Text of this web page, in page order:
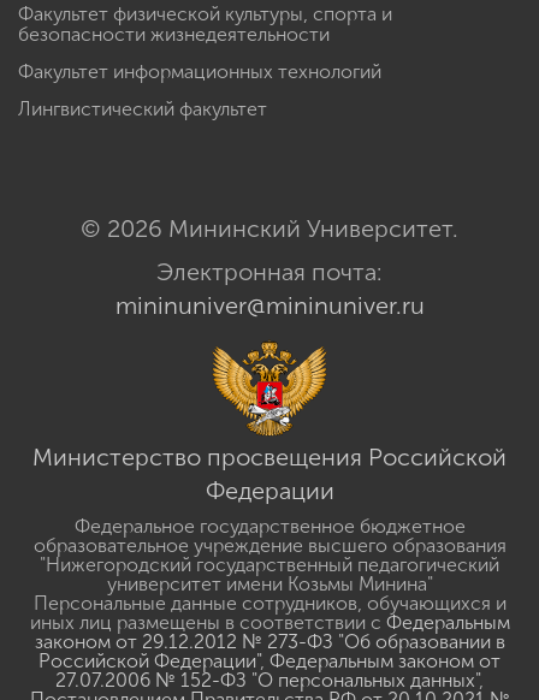
Факультет физической культуры, спорта и
безопасности жизнедеятельности
Факультет информационных технологий
Лингвистический факультет
© 2026 Мининский Университет.
Электронная почта:
mininuniver@mininuniver.ru
Министерство просвещения Российской
Федерации
Федеральное государственное бюджетное
образовательное учреждение высшего образования
"Нижегородский государственный педагогический
университет имени Козьмы Минина"
Персональные данные сотрудников, обучающихся и
иных лиц размещены в соответствии с Федеральным
законом от 29.12.2012 № 273-ФЗ "Об образовании в
Российской Федерации", Федеральным законом от
27.07.2006 № 152-ФЗ "О персональных данных",